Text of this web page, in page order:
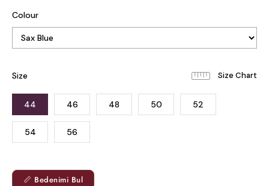
Colour
Size
44 46 48 50 52
54 56
📏 Bedenimi Bul